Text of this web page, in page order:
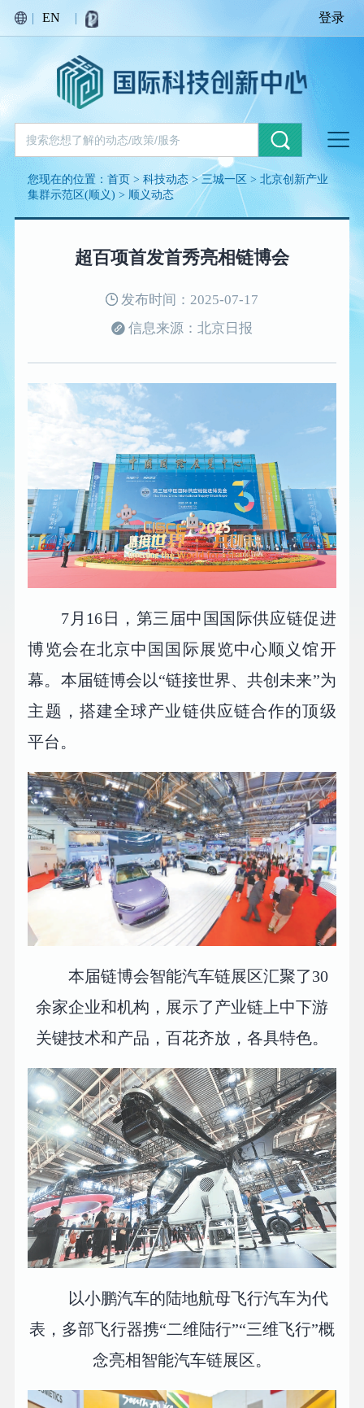
| EN | 登录
您现在的位置：首页 >科技动态>三城一区 >北京创新产业
集群示范区(顺义) > 顺义动态
超百项首发首秀亮相链博会
发布时间：2025-07-17
信息来源：北京日报
7月16日，第三届中国国际供应链促进
博览会在北京中国国际展览中心顺义馆开
幕。本届链博会以“链接世界、共创未来”为
主题，搭建全球产业链供应链合作的顶级
平台。
本届链博会智能汽车链展区汇聚了30
余家企业和机构，展示了产业链上中下游
关键技术和产品，百花齐放，各具特色。
以小鹏汽车的陆地航母飞行汽车为代
表，多部飞行器携“二维陆行”“三维飞行”概
念亮相智能汽车链展区。